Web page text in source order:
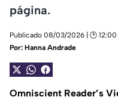
página.
Publicado 08/03/2026 | 🕑 12:00
Por: Hanna Andrade
Omniscient Reader’s